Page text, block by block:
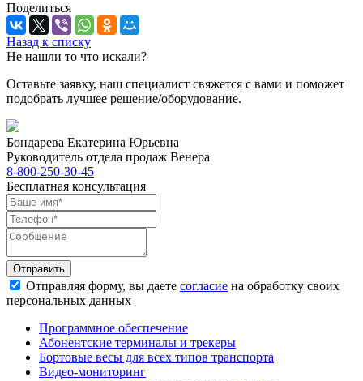
Поделиться
Назад к списку
Не нашли то что искали?
Оставьте заявку, наш специалист свяжется с вами и поможет
подобрать лучшее решение/оборудование.
Бондарева Екатерина Юрьевна
Руководитель отдела продаж Венера
8-800-250-30-45
Бесплатная консультация
Отправить
Отправляя форму, вы даете согласие на обработку своих
персональных данных
Программное обеспечение
Абонентские терминалы и трекеры
Бортовые весы для всех типов транспорта
Видео-мониторинг